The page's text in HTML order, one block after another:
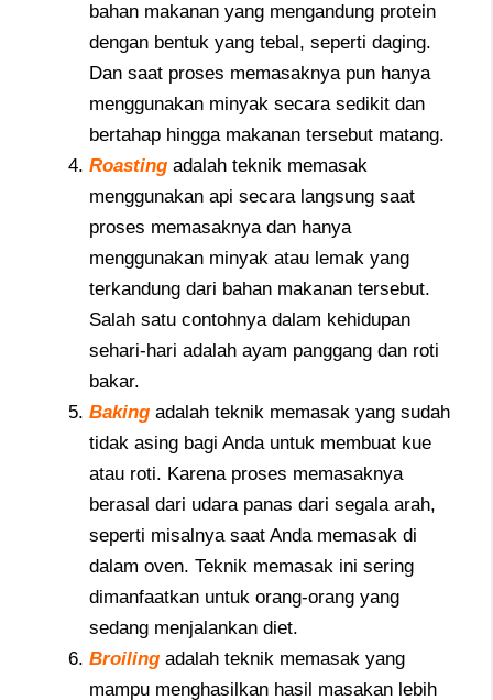
bahan makanan yang mengandung protein
dengan bentuk yang tebal, seperti daging.
Dan saat proses memasaknya pun hanya
menggunakan minyak secara sedikit dan
bertahap hingga makanan tersebut matang.
Roasting adalah teknik memasak
menggunakan api secara langsung saat
proses memasaknya dan hanya
menggunakan minyak atau lemak yang
terkandung dari bahan makanan tersebut.
Salah satu contohnya dalam kehidupan
sehari-hari adalah ayam panggang dan roti
bakar.
Baking adalah teknik memasak yang sudah
tidak asing bagi Anda untuk membuat kue
atau roti. Karena proses memasaknya
berasal dari udara panas dari segala arah,
seperti misalnya saat Anda memasak di
dalam oven. Teknik memasak ini sering
dimanfaatkan untuk orang-orang yang
sedang menjalankan diet.
Broiling adalah teknik memasak yang
mampu menghasilkan hasil masakan lebih